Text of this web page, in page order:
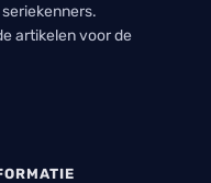
artikelen voor de